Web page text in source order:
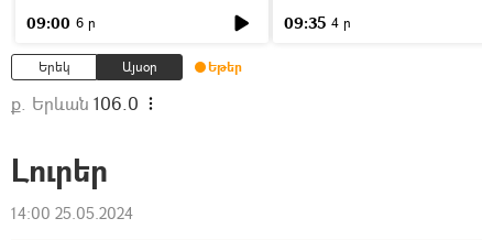
09:00 6 ր 09:35 4 ր
Երեկ Այսօր Եթեր
ք. Երևան 106.0
Լուրեր
14:00 25.05.2024